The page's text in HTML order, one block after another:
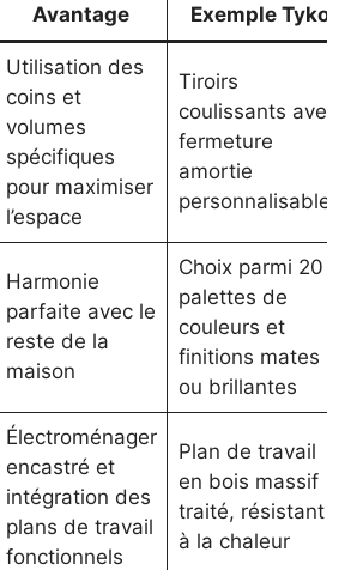
Avantage Exemple Tyko
Utilisation des
coins et
volumes
spécifiques
pour maximiser
l’espace
Tiroirs
coulissants avec
fermeture
amortie
personnalisables
Harmonie
parfaite avec le
reste de la
maison
Choix parmi 20
palettes de
couleurs et
finitions mates
ou brillantes
Électroménager
encastré et
intégration des
plans de travail
fonctionnels
Plan de travail
en bois massif
traité, résistant
à la chaleur